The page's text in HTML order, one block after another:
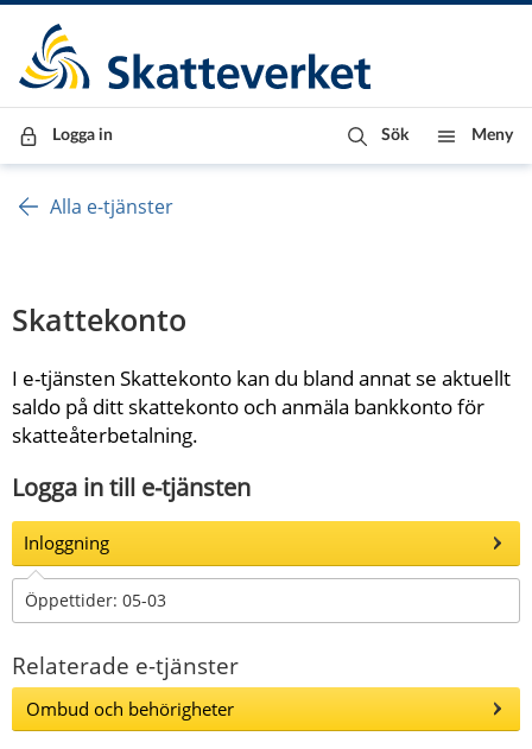
Till innehåll
Till navigationen
Till chattrobot
Logga in Sök Meny
Alla e-tjänster
Skattekonto
I e-tjänsten Skattekonto kan du bland annat se aktuellt
saldo på ditt skattekonto och anmäla bankkonto för
skatteåterbetalning.
Logga in till e-tjänsten
Inloggning
Öppettider: 05-03
Relaterade e-tjänster
Ombud och behörigheter